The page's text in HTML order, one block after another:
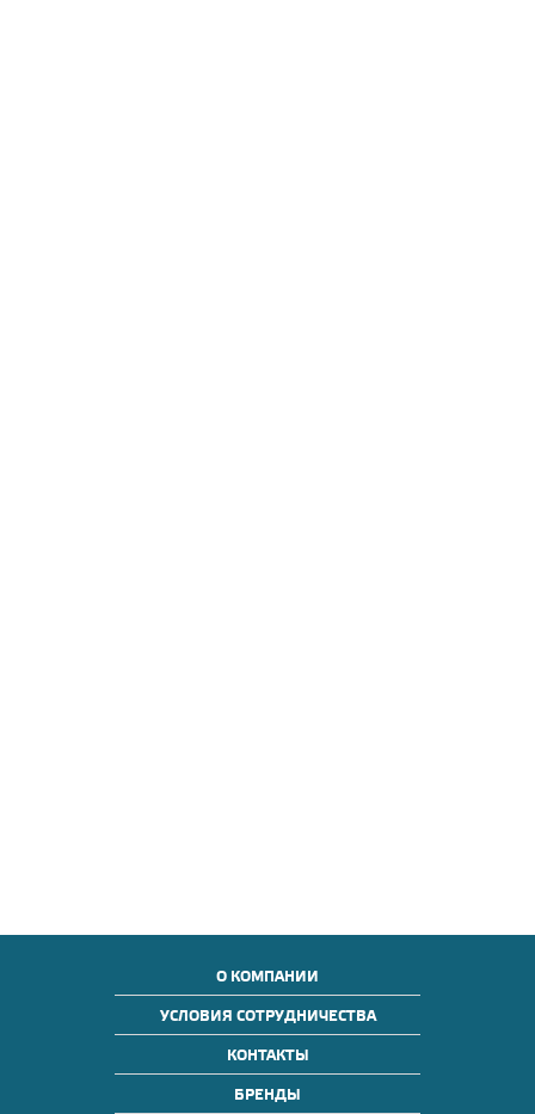
О КОМПАНИИ
УСЛОВИЯ СОТРУДНИЧЕСТВА
КОНТАКТЫ
БРЕНДЫ